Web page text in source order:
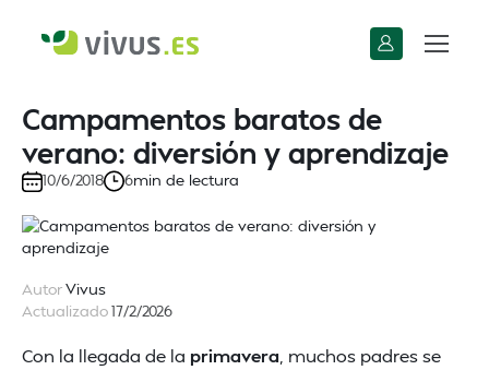
Campamentos baratos de
verano: diversión y aprendizaje
10/6/2018 6min de lectura
AutorVivus
Actualizado17/2/2026
Con la llegada de la primavera , muchos padres se